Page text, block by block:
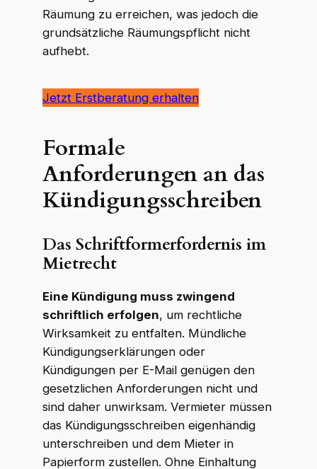
Räumung zu erreichen, was jedoch die
grundsätzliche Räumungspflicht nicht
aufhebt.
Jetzt Erstberatung erhalten
Formale
Anforderungen an das
Kündigungsschreiben
Das Schriftformerfordernis im
Mietrecht
Eine Kündigung muss zwingend
schriftlich erfolgen, um rechtliche
Wirksamkeit zu entfalten. Mündliche
Kündigungserklärungen oder
Kündigungen per E-Mail genügen den
gesetzlichen Anforderungen nicht und
sind daher unwirksam. Vermieter müssen
das Kündigungsschreiben eigenhändig
unterschreiben und dem Mieter in
Papierform zustellen. Ohne Einhaltung